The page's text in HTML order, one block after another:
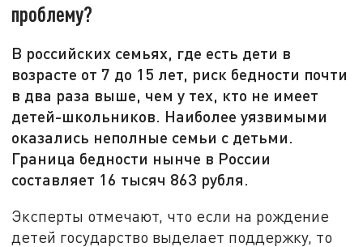
проблему?
В российских семьях, где есть дети в
возрасте от 7 до 15 лет, риск бедности почти
в два раза выше, чем у тех, кто не имеет
детей-школьников. Наиболее уязвимыми
оказались неполные семьи с детьми.
Граница бедности нынче в России
составляет 16 тысяч 863 рубля.
Эксперты отмечают, что если на рождение
детей государство выделает поддержку, то